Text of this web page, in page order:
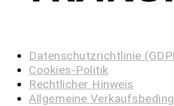
Datenschutzrichtlinie
Cookies-Politik
Rechtlicher Hinweis
Allgemeine